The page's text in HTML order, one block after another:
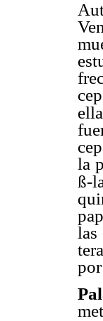
la
ß-